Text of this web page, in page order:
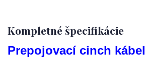
Kompletné špecifikácie
Prepojovací cinch kábel